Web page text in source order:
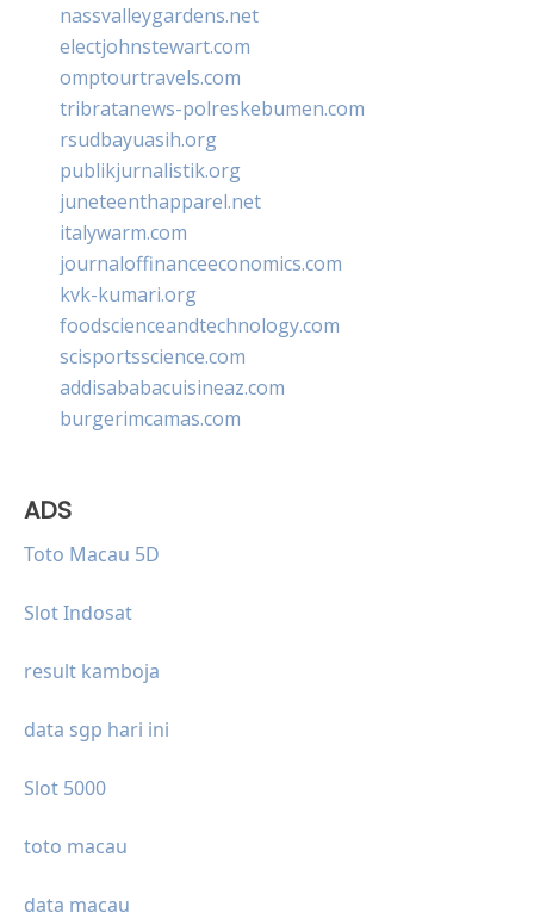
nassvalleygardens.net
electjohnstewart.com
omptourtravels.com
tribratanews-polreskebumen.com
rsudbayuasih.org
publikjurnalistik.org
juneteenthapparel.net
italywarm.com
journaloffinanceeconomics.com
kvk-kumari.org
foodscienceandtechnology.com
scisportsscience.com
addisababacuisineaz.com
burgerimcamas.com
ADS
Toto Macau 5D
Slot Indosat
result kamboja
data sgp hari ini
Slot 5000
toto macau
data macau